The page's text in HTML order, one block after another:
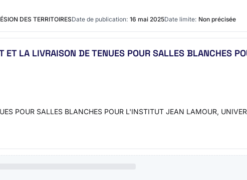
DES TERRITOIRESDate de publication: 16 mai 2025Date limite: Non précisée
LA LIVRAISON DE TENUES POUR SALLES BLANCHES
POUR SALLES BLANCHES POUR L'INSTITUT JEAN LAMOUR,